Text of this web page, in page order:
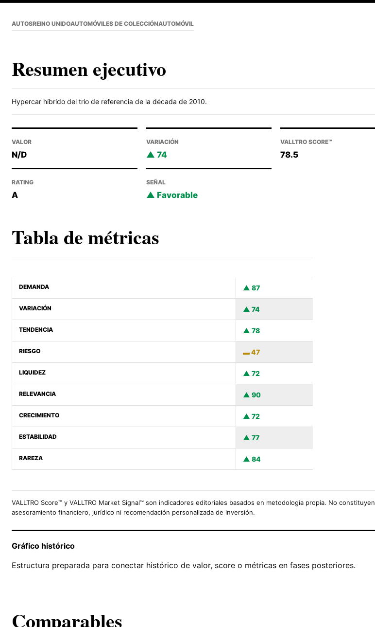
AUTOSREINO UNIDOAUTOMÓVILES DE COLECCIÓNAUTOMÓVIL
Resumen ejecutivo
Hypercar híbrido del trío de referencia de la década de 2010.
VALOR
N/D
VARIACIÓN
74
VALLTRO SCORE™
78.5
RATING
A
SEÑAL
Favorable
Tabla de métricas
DEMANDA 87
VARIACIÓN 74
TENDENCIA 78
RIESGO 47
LIQUIDEZ 72
RELEVANCIA 90
CRECIMIENTO 72
ESTABILIDAD 77
RAREZA 84
VALLTRO Score™ y VALLTRO Market Signal™ son indicadores editoriales basados en metodología propia. No constituyen
asesoramiento financiero, jurídico ni recomendación personalizada de inversión.
Gráfico histórico
Estructura preparada para conectar histórico de valor, score o métricas en fases posteriores.
Comparables